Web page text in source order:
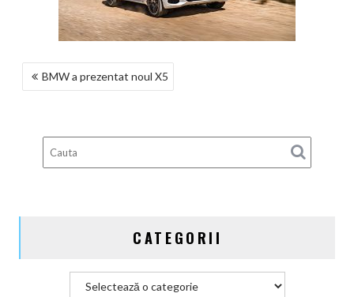
NAVIGARE
BMW a prezentat noul X5
CATEGORII